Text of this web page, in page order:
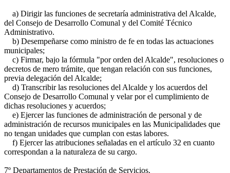
a) Dirigir las funciones de secretaría administrativa del Alcalde,
del Consejo de Desarrollo Comunal y del Comité Técnico
Administrativo.
b) Desempeñarse como ministro de fe en todas las actuaciones
municipales;
c) Firmar, bajo la fórmula "por orden del Alcalde", resoluciones o
decretos de mero trámite, que tengan relación con sus funciones,
previa delegación del Alcalde;
d) Transcribir las resoluciones del Alcalde y los acuerdos del
Consejo de Desarrollo Comunal y velar por el cumplimiento de
dichas resoluciones y acuerdos;
e) Ejercer las funciones de administración de personal y de
administración de recursos municipales en las Municipalidades que
no tengan unidades que cumplan con estas labores.
f) Ejercer las atribuciones señaladas en el artículo 32 en cuanto
correspondan a la naturaleza de su cargo.
7º Departamentos de Prestación de Servicios.